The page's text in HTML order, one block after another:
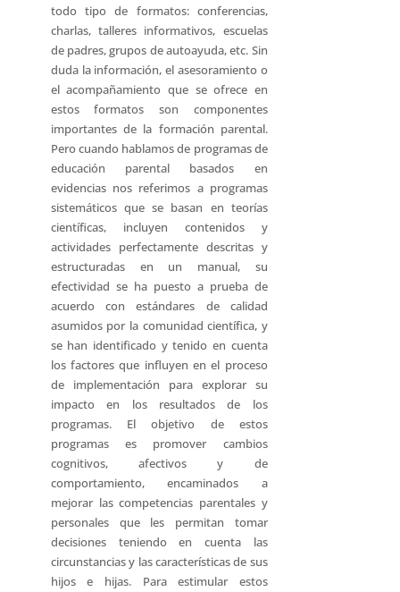
todo tipo de formatos: conferencias,
charlas, talleres informativos, escuelas
de padres, grupos de autoayuda, etc. Sin
duda la información, el asesoramiento o
el acompañamiento que se ofrece en
estos formatos son componentes
importantes de la formación parental.
Pero cuando hablamos de programas de
educación parental basados en
evidencias nos referimos a programas
sistemáticos que se basan en teorías
científicas, incluyen contenidos y
actividades perfectamente descritas y
estructuradas en un manual, su
efectividad se ha puesto a prueba de
acuerdo con estándares de calidad
asumidos por la comunidad científica, y
se han identificado y tenido en cuenta
los factores que influyen en el proceso
de implementación para explorar su
impacto en los resultados de los
programas. El objetivo de estos
programas es promover cambios
cognitivos, afectivos y de
comportamiento, encaminados a
mejorar las competencias parentales y
personales que les permitan tomar
decisiones teniendo en cuenta las
circunstancias y las características de sus
hijos e hijas. Para estimular estos